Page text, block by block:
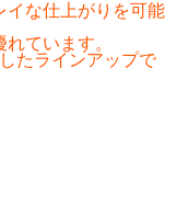
イな仕上がりを可能
ています。
たラインアップで